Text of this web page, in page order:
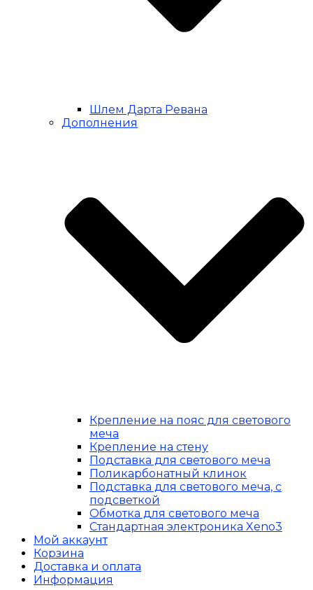
Шлем Дарта Ревана
Дополнения
Крепление на пояс для светового
меча
Крепление на стену
Подставка для светового меча
Поликарбонатный клинок
Подставка для светового меча, с
подсветкой
Обмотка для светового меча
Стандартная электроника Xeno3
Мой аккаунт
Корзина
Доставка и оплата
Информация